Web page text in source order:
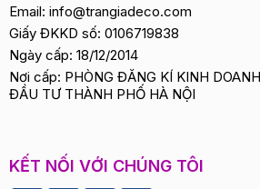
Email: info@trangiadeco.com
Giấy ĐKKD số: 0106719838
Ngày cấp: 18/12/2014
Nơi cấp: PHÒNG ĐĂNG KÍ KINH
ĐẦU TƯ THÀNH PHỐ HÀ NỘI
KẾT NỐI VỚI CHÚNG TÔI